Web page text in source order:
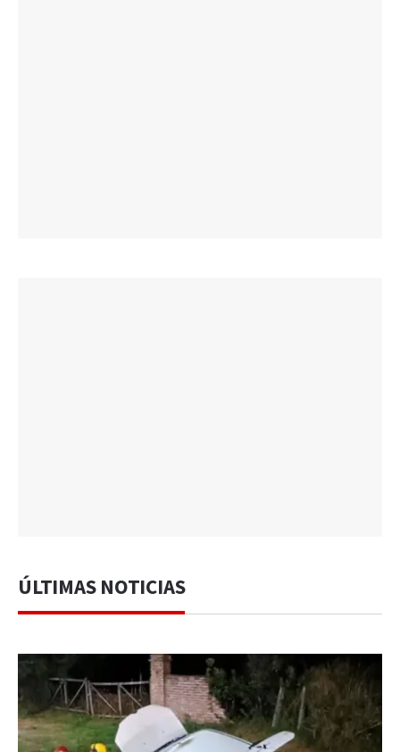
ÚLTIMAS NOTICIAS